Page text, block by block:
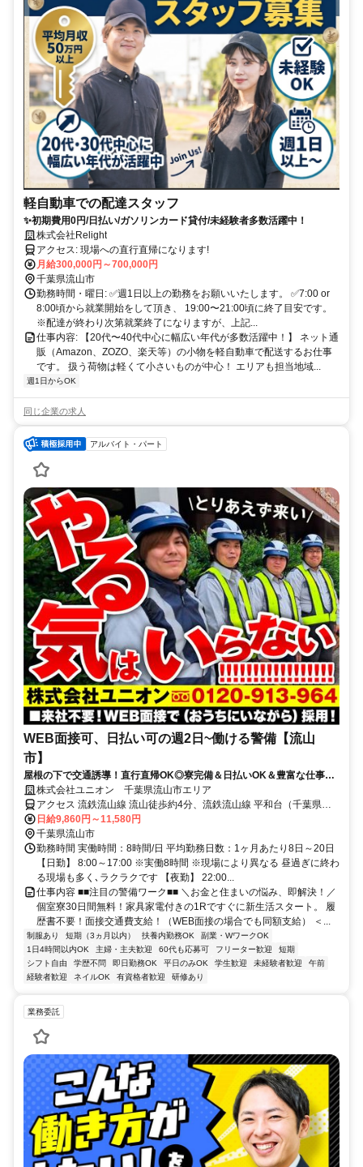
軽自動車での配達スタッフ
✨初期費用0円/日払い/ガソリンカード貸付/未経験者多数活躍中！
株式会社Relight
アクセス: 現場への直行直帰になります!
月給300,000円～700,000円
千葉県流山市
勤務時間・曜日: ✅週1日以上の勤務をお願いいたします。 ✅7:00 or
8:00頃から就業開始をして頂き、 19:00〜21:00頃に終了目安です。
※配達が終わり次第就業終了になりますが、上記...
仕事内容: 【20代〜40代中心に幅広い年代が多数活躍中！】 ネット通
販（Amazon、ZOZO、楽天等）の小物を軽自動車で配送するお仕事
です。 扱う荷物は軽くて小さいものが中心！ エリアも担当地域...
週1日からOK
同じ企業の求人
アルバイト・パート
WEB面接可、日払い可の週2日~働ける警備【流山
市】
屋根の下で交通誘導！直行直帰OK◎寮完備＆日払いOK＆豊富な仕事量
★仕事が早く終わった時でも日給保証
株式会社ユニオン 千葉県流山市エリア
アクセス 流鉄流山線 流山徒歩約4分、流鉄流山線 平和台（千葉県）
徒歩約9分、つくばエクスプレス 流山セントラルパーク徒歩約17分
千葉県流山市エリア（南流山駅、鰭ケ崎駅、流山駅、初石駅、流山お
おたかの森駅、江戸川台駅、運河駅）
日給9,860円～11,580円
千葉県流山市
勤務時間 実働時間：8時間/日 平均勤務日数：1ヶ月あたり8日～20日
【日勤】 8:00～17:00 ※実働8時間 ※現場により異なる 昼過ぎに終わ
る現場も多く､ラクラクです 【夜勤】 22:00...
仕事内容 ■■注目の警備ワーク■■ ＼お金と住まいの悩み、即解決！／
個室寮30日間無料！家具家電付きの1Rですぐに新生活スタート。 履
歴書不要！面接交通費支給！（WEB面接の場合でも同額支給） ＜...
制服あり 短期（3ヵ月以内） 扶養内勤務OK
副業・WワークOK
1日4時間以内OK
主婦・主夫歓迎 60代も応募可 フリーター歓迎
短期
シフト自由
学歴不問 即日勤務OK 平日のみOK 学生歓迎 未経験者歓迎
午前
経験者歓迎
ネイルOK 有資格者歓迎 研修あり
業務委託